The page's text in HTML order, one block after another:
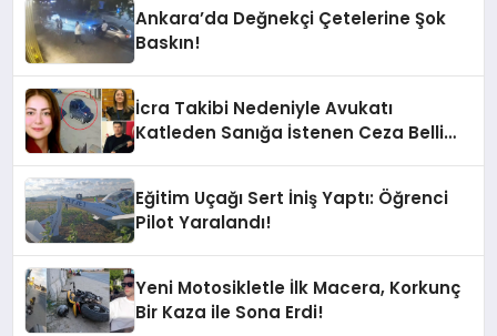
Ankara’da Değnekçi Çetelerine Şok
Baskın!
İcra Takibi Nedeniyle Avukatı
Katleden Sanığa İstenen Ceza Belli
Eğitim Uçağı Sert İniş Yaptı: Öğrenci
Pilot Yaralandı!
Yeni Motosikletle İlk Macera, Korkunç
Bir Kaza ile Sona Erdi!